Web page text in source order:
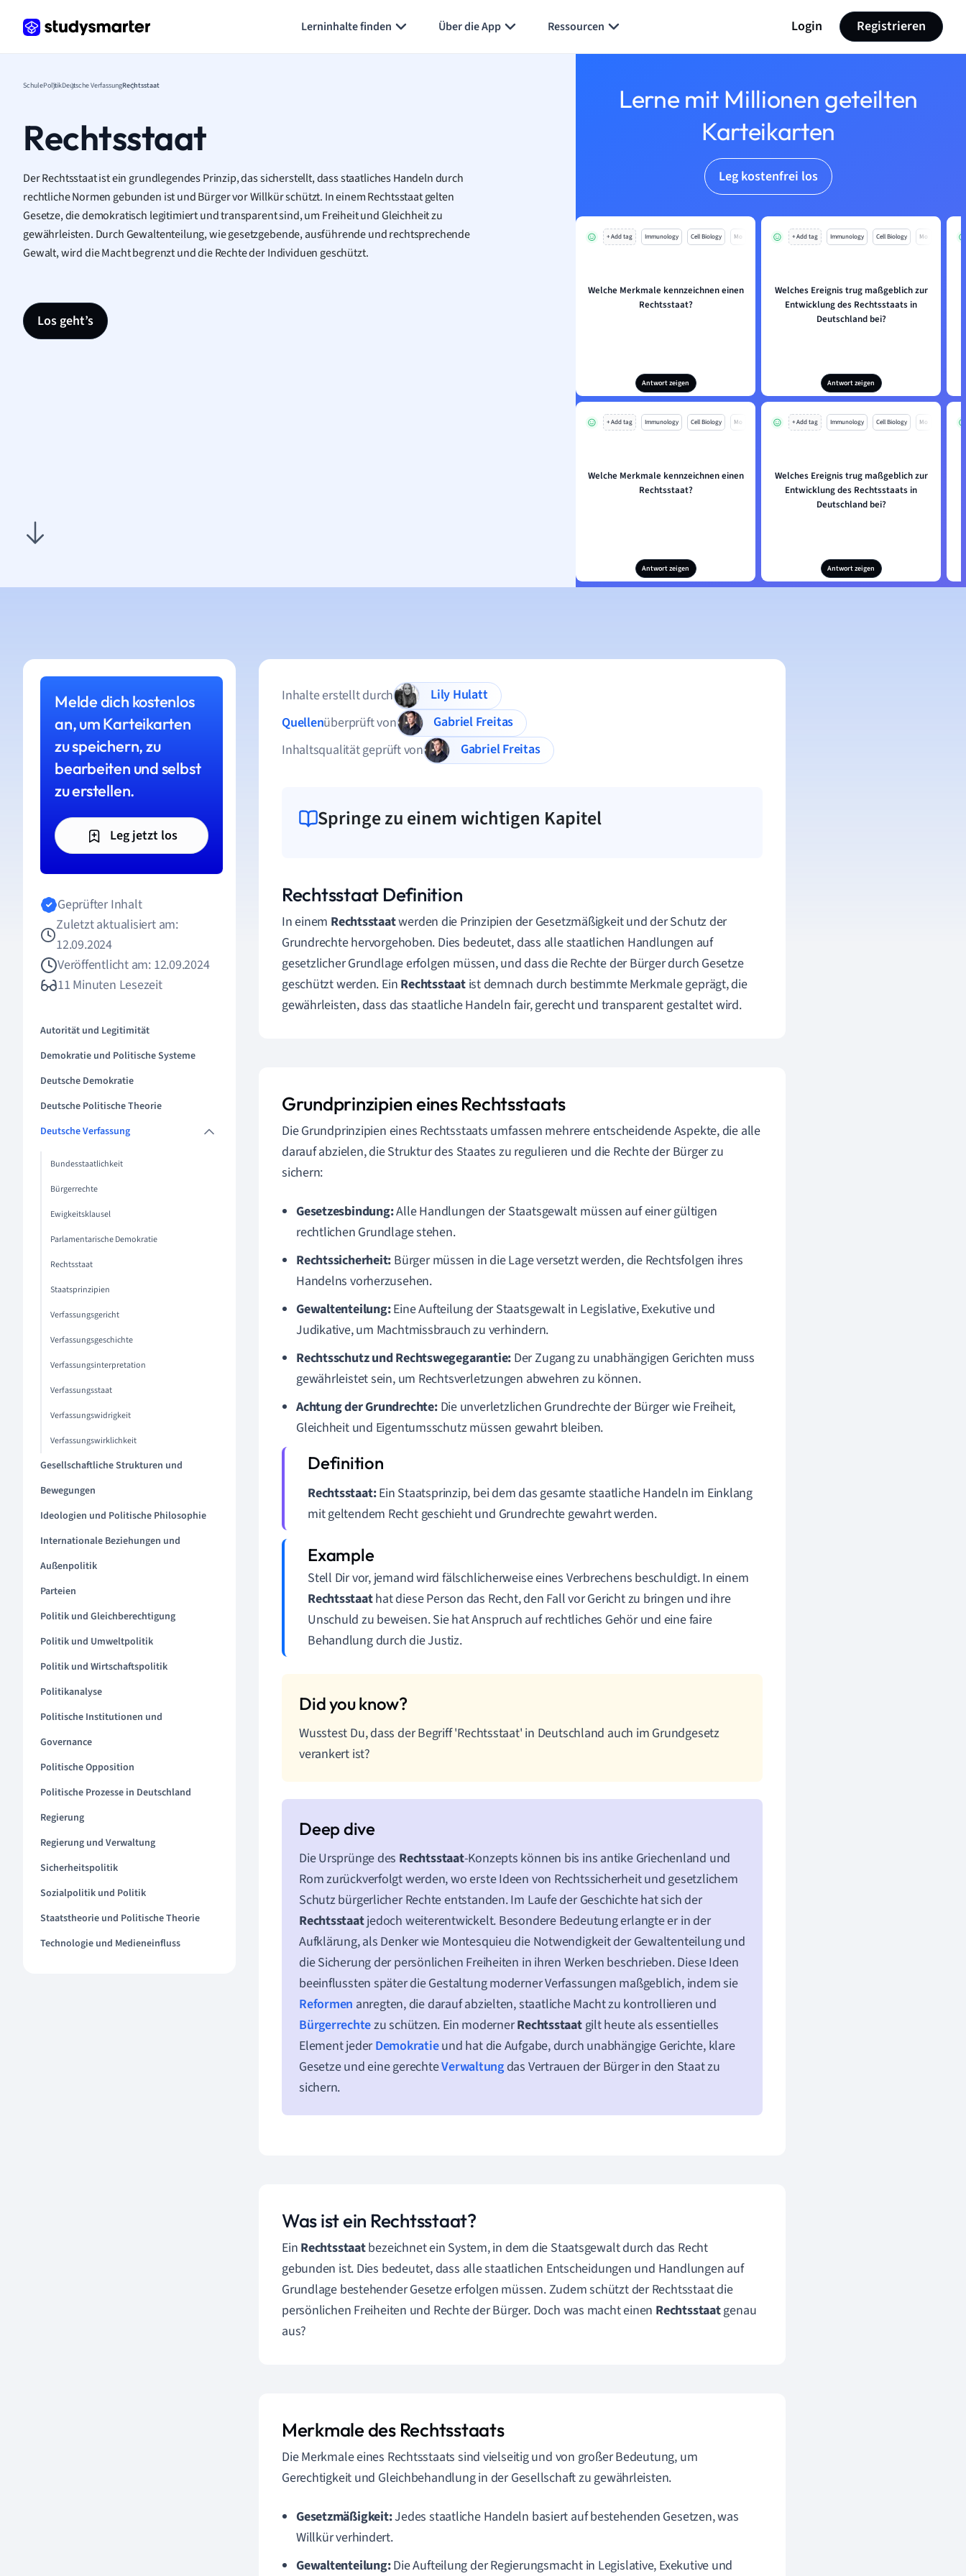
Lerninhalte finden Über die App Ressourcen Login Registrieren
SchulePolitikDeutsche VerfassungRechtsstaat
Rechtsstaat
Der Rechtsstaat ist ein grundlegendes Prinzip, das sicherstellt, dass staatliches Handeln durch
rechtliche Normen gebunden ist und Bürger vor Willkür schützt. In einem Rechtsstaat gelten
Gesetze, die demokratisch legitimiert und transparent sind, um Freiheit und Gleichheit zu
gewährleisten. Durch Gewaltenteilung, wie gesetzgebende, ausführende und rechtsprechende
Gewalt, wird die Macht begrenzt und die Rechte der Individuen geschützt.
Los geht’s
Lerne mit Millionen geteilten
Karteikarten
Leg kostenfrei los
+ Add tag Immunology Cell Biology Mo
Welche Merkmale kennzeichnen einen
Rechtsstaat?
Antwort zeigen
+ Add tag Immunology Cell Biology Mo
Welches Ereignis trug maßgeblich zur
Entwicklung des Rechtsstaats in
Deutschland bei?
Antwort zeigen
+ Add tag Immunology Cell Biology Mo
Welche Merkmale kennzeichnen einen
Rechtsstaat?
Antwort zeigen
+ Add tag Immunology Cell Biology Mo
Welches Ereignis trug maßgeblich zur
Entwicklung des Rechtsstaats in
Deutschland bei?
Antwort zeigen
Melde dich kostenlos
an, um Karteikarten
zu speichern, zu
bearbeiten und selbst
zu erstellen.
Leg jetzt los
Geprüfter Inhalt
Zuletzt aktualisiert am:
12.09.2024
Veröffentlicht am: 12.09.2024
11 Minuten Lesezeit
Autorität und Legitimität
Demokratie und Politische Systeme
Deutsche Demokratie
Deutsche Politische Theorie
Deutsche Verfassung
Bundesstaatlichkeit
Bürgerrechte
Ewigkeitsklausel
Parlamentarische Demokratie
Rechtsstaat
Staatsprinzipien
Verfassungsgericht
Verfassungsgeschichte
Verfassungsinterpretation
Verfassungsstaat
Verfassungswidrigkeit
Verfassungswirklichkeit
Gesellschaftliche Strukturen und
Bewegungen
Ideologien und Politische Philosophie
Internationale Beziehungen und
Außenpolitik
Parteien
Politik und Gleichberechtigung
Politik und Umweltpolitik
Politik und Wirtschaftspolitik
Politikanalyse
Politische Institutionen und
Governance
Politische Opposition
Politische Prozesse in Deutschland
Regierung
Regierung und Verwaltung
Sicherheitspolitik
Sozialpolitik und Politik
Staatstheorie und Politische Theorie
Technologie und Medieneinfluss
Inhalte erstellt durch
Lily Hulatt
Quellenüberprüft von
Gabriel Freitas
Inhaltsqualität geprüft von
Gabriel Freitas
Springe zu einem wichtigen Kapitel
Rechtsstaat Definition
In einem Rechtsstaatwerden die Prinzipien der Gesetzmäßigkeit und der Schutz der
Grundrechte hervorgehoben. Dies bedeutet, dass alle staatlichen Handlungen auf
gesetzlicher Grundlage erfolgen müssen, und dass die Rechte der Bürger durch Gesetze
geschützt werden. Ein Rechtsstaatist demnach durch bestimmte Merkmale geprägt, die
gewährleisten, dass das staatliche Handeln fair, gerecht und transparent gestaltet wird.
Grundprinzipien eines Rechtsstaats
Die Grundprinzipien eines Rechtsstaats umfassen mehrere entscheidende Aspekte, die alle
darauf abzielen, die Struktur des Staates zu regulieren und die Rechte der Bürger zu
sichern:
Gesetzesbindung:Alle Handlungen der Staatsgewalt müssen auf einer gültigen
rechtlichen Grundlage stehen.
Rechtssicherheit: Bürger müssen in die Lage versetzt werden, die Rechtsfolgen ihres
Handelns vorherzusehen.
Gewaltenteilung:Eine Aufteilung der Staatsgewalt in Legislative, Exekutive und
Judikative, um Machtmissbrauch zu verhindern.
Rechtsschutz und Rechtswegegarantie: Der Zugang zu unabhängigen Gerichten muss
gewährleistet sein, um Rechtsverletzungen abwehren zu können.
Achtung der Grundrechte:Die unverletzlichen Grundrechte der Bürger wie Freiheit,
Gleichheit und Eigentumsschutz müssen gewahrt bleiben.
Rechtsstaat:Ein Staatsprinzip, bei dem das gesamte staatliche Handeln im Einklang
mit geltendem Recht geschieht und Grundrechte gewahrt werden.
Stell Dir vor, jemand wird fälschlicherweise eines Verbrechens beschuldigt. In einem
Rechtsstaathat diese Person das Recht, den Fall vor Gericht zu bringen und ihre
Unschuld zu beweisen. Sie hat Anspruch auf rechtliches Gehör und eine faire
Behandlung durch die Justiz.
Wusstest Du, dass der Begriff 'Rechtsstaat' in Deutschland auch im Grundgesetz
verankert ist?
Die Ursprünge des Rechtsstaat-Konzepts können bis ins antike Griechenland und
Rom zurückverfolgt werden, wo erste Ideen von Rechtssicherheit und gesetzlichem
Schutz bürgerlicher Rechte entstanden. Im Laufe der Geschichte hat sich der
Rechtsstaatjedoch weiterentwickelt. Besondere Bedeutung erlangte er in der
Aufklärung, als Denker wie Montesquieu die Notwendigkeit der Gewaltenteilung und
die Sicherung der persönlichen Freiheiten in ihren Werken beschrieben. Diese Ideen
beeinflussten später die Gestaltung moderner Verfassungen maßgeblich, indem sie
Reformen anregten, die darauf abzielten, staatliche Macht zu kontrollieren und
Bürgerrechtezu schützen. Ein modernerRechtsstaatgilt heute als essentielles
Element jederDemokratieund hat die Aufgabe, durch unabhängige Gerichte, klare
Gesetze und eine gerechteVerwaltungdas Vertrauen der Bürger in den Staat zu
sichern.
Was ist ein Rechtsstaat?
Ein Rechtsstaatbezeichnet ein System, in dem die Staatsgewalt durch das Recht
gebunden ist. Dies bedeutet, dass alle staatlichen Entscheidungen und Handlungen auf
Grundlage bestehender Gesetze erfolgen müssen. Zudem schützt der Rechtsstaat die
persönlichen Freiheiten und Rechte der Bürger. Doch was macht einen Rechtsstaatgenau
aus?
Merkmale des Rechtsstaats
Die Merkmale eines Rechtsstaats sind vielseitig und von großer Bedeutung, um
Gerechtigkeit und Gleichbehandlung in der Gesellschaft zu gewährleisten.
Gesetzmäßigkeit:Jedes staatliche Handeln basiert auf bestehenden Gesetzen, was
Willkür verhindert.
Gewaltenteilung:Die Aufteilung der Regierungsmacht in Legislative, Exekutive und